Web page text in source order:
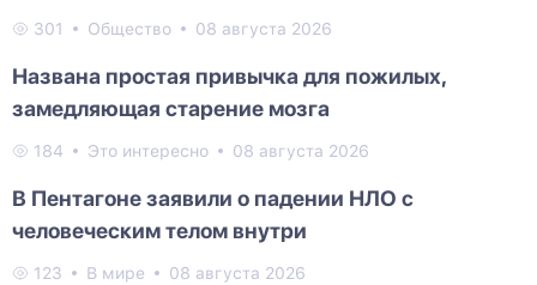
301 Общество 08 августа 2026
Названа простая привычка для пожилых,
замедляющая старение мозга
184 Это интересно 08 августа 2026
В Пентагоне заявили о падении НЛО с
человеческим телом внутри
123 В мире 08 августа 2026